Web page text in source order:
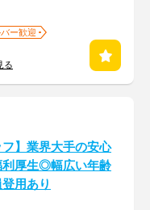
ー歓迎
る
フ】業界大手の安心
利厚生◎幅広い年齢
用あり